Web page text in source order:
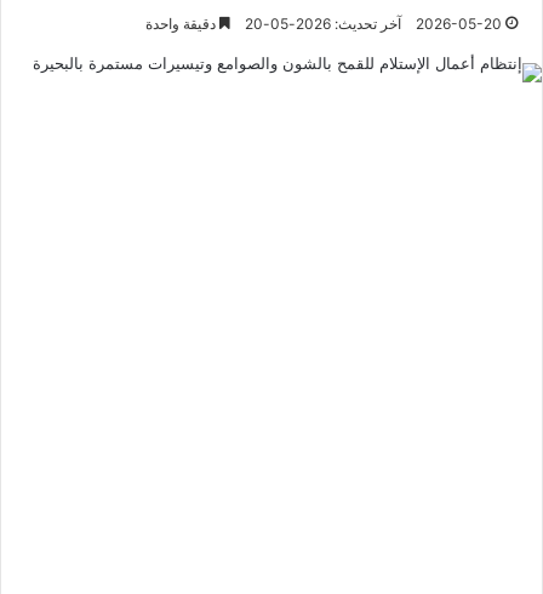
2026-05-20 آخر تحديث: 2026-05-20 دقيقة واحدة